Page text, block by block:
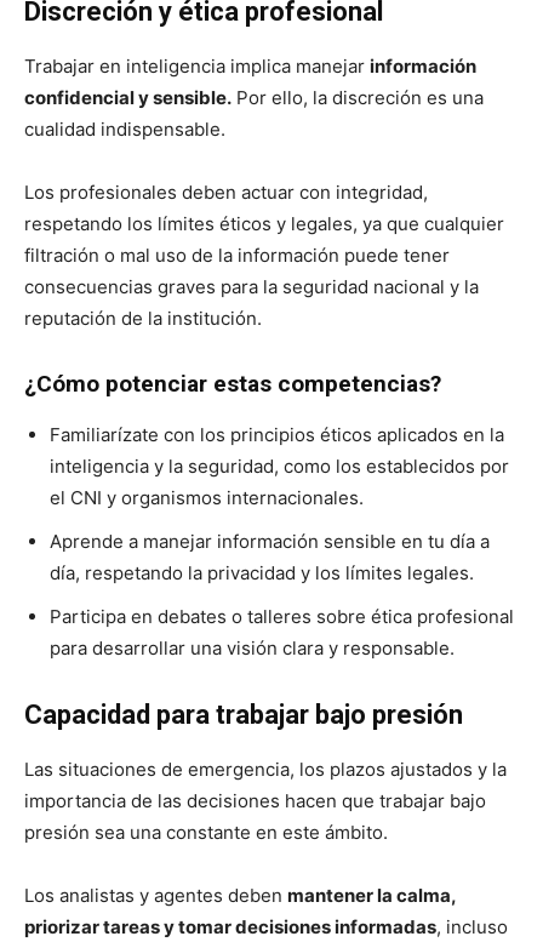
Discreción y ética profesional
Trabajar en inteligencia implica manejar información
confidencial y sensible. Por ello, la discreción es una
cualidad indispensable.
Los profesionales deben actuar con integridad,
respetando los límites éticos y legales, ya que cualquier
filtración o mal uso de la información puede tener
consecuencias graves para la seguridad nacional y la
reputación de la institución.
¿Cómo potenciar estas competencias?
Familiarízate con los principios éticos aplicados en la
inteligencia y la seguridad, como los establecidos por
el CNI y organismos internacionales.
Aprende a manejar información sensible en tu día a
día, respetando la privacidad y los límites legales.
Participa en debates o talleres sobre ética profesional
para desarrollar una visión clara y responsable.
Capacidad para trabajar bajo presión
Las situaciones de emergencia, los plazos ajustados y la
importancia de las decisiones hacen que trabajar bajo
presión sea una constante en este ámbito.
Los analistas y agentes deben mantener la calma,
priorizar tareas y tomar decisiones informadas, incluso